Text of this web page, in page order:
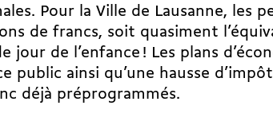
Pour la Ville de Lausanne, les
de francs, soit quasiment
jour de l’enfance ! Les plans
public ainsi qu’une hausse
déjà préprogrammés.